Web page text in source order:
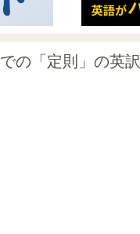
の「定則」の英訳